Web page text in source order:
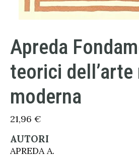
Apreda
teorici
moderna
21,96 €
AUTORI
APREDA A.